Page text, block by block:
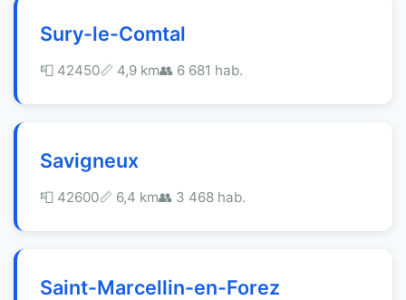
Sury-le-Comtal
📮 42450📏 4,9 km👥 6 681 hab.
Savigneux
📮 42600📏 6,4 km👥 3 468 hab.
Saint-Marcellin-en-Forez